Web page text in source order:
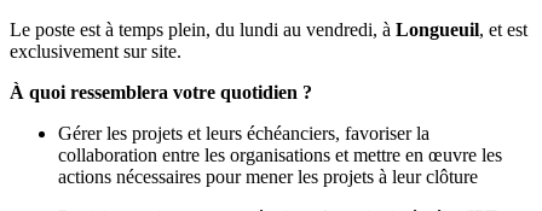
Le poste est à temps plein, du lundi au vendredi, à Longueuil, et est
exclusivement sur site.
À quoi ressemblera votre quotidien ?
Gérer les projets et leurs échéanciers, favoriser la
collaboration entre les organisations et mettre en œuvre les
actions nécessaires pour mener les projets à leur clôture